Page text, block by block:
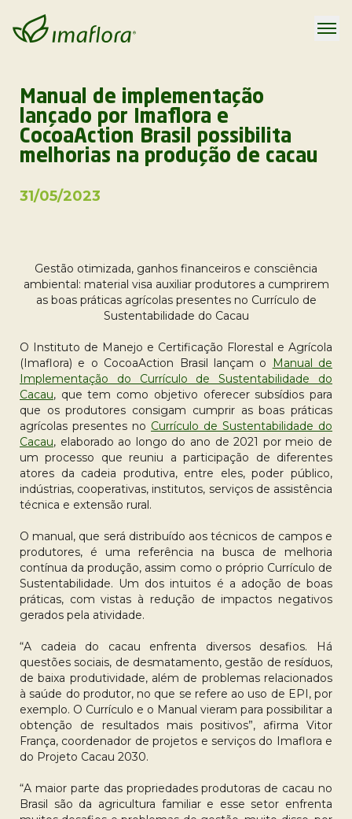
Manual de implementação
lançado por Imaflora e
CocoaAction Brasil possibilita
melhorias na produção de cacau
31/05/2023
Gestão otimizada, ganhos financeiros e consciência
ambiental: material visa auxiliar produtores a cumprirem
as boas práticas agrícolas presentes no Currículo de
Sustentabilidade do Cacau
O Instituto de Manejo e Certificação Florestal e Agrícola
(Imaflora) e o CocoaAction Brasil lançam o
Manual de
Implementação do Currículo de Sustentabilidade do
Cacau, que tem como objetivo oferecer subsídios para
que os produtores consigam cumprir as boas práticas
agrícolas presentes no Currículo de Sustentabilidade do
Cacau, elaborado ao longo do ano de 2021 por meio de
um processo que reuniu a participação de diferentes
atores da cadeia produtiva, entre eles, poder público,
indústrias, cooperativas, institutos, serviços de assistência
técnica e extensão rural.
O manual, que será distribuído aos técnicos de campos e
produtores, é uma referência na busca de melhoria
contínua da produção, assim como o próprio Currículo de
Sustentabilidade. Um dos intuitos é a adoção de boas
práticas, com vistas à redução de impactos negativos
gerados pela atividade.
“A cadeia do cacau enfrenta diversos desafios. Há
questões sociais, de desmatamento, gestão de resíduos,
de baixa produtividade, além de problemas relacionados
à saúde do produtor, no que se refere ao uso de EPI, por
exemplo. O Currículo e o Manual vieram para possibilitar a
obtenção de resultados mais positivos”, afirma Vitor
França, coordenador de projetos e serviços do Imaflora e
do Projeto Cacau 2030.
“A maior parte das propriedades produtoras de cacau no
Brasil são da agricultura familiar e esse setor enfrenta